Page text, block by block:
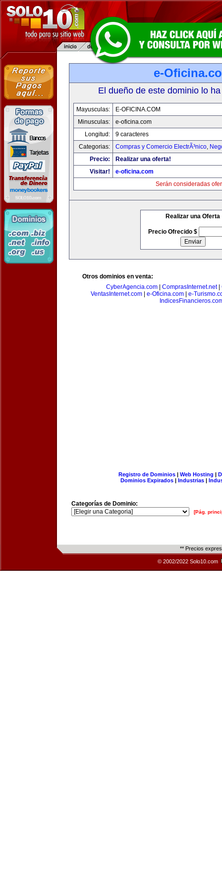
e-
El dueño de este dominio lo
Mayusculas:
E-OFICINA.COM
Minusculas:
e-oficina.com
Longitud:
9 caracteres
Categorias:
Compras y Comercio ElectrÃ³nico,
Precio:
Realizar una oferta!
Visitar!
e-oficina.com
Serán consideradas
Realizar una Oferta
Precio Ofrecido $
Otros dominios en venta:
CyberAgencia.com| ComprasInternet.net|
VentasInternet.com
e-Oficina.com
e-
Registro de Dominios| Web Hosting |
Dominios Expirados | Industrias |
Categorías de Dominio:
[Pág.
** Precios
© 2002/2022 Solo10.com